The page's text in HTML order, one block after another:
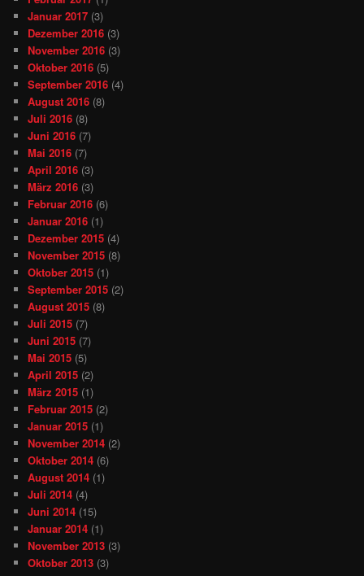
Januar 2017 (3)
Dezember 2016 (3)
November 2016 (3)
Oktober 2016 (5)
September 2016 (4)
August 2016 (8)
Juli 2016 (8)
Juni 2016 (7)
Mai 2016 (7)
April 2016 (3)
März 2016 (3)
Februar 2016 (6)
Januar 2016 (1)
Dezember 2015 (4)
November 2015 (8)
Oktober 2015 (1)
September 2015 (2)
August 2015 (8)
Juli 2015 (7)
Juni 2015 (7)
Mai 2015 (5)
April 2015 (2)
März 2015 (1)
Februar 2015 (2)
Januar 2015 (1)
November 2014 (2)
Oktober 2014 (6)
August 2014 (1)
Juli 2014 (4)
Juni 2014 (15)
Januar 2014 (1)
November 2013 (3)
Oktober 2013 (3)